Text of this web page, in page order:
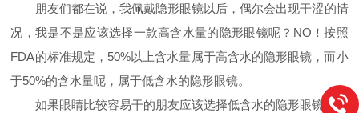
朋友们都在说，我佩戴隐形眼镜以后，偶尔会出现干涩的情
况，我是不是应该选择一款高含水量的隐形眼镜呢？NO！按照
FDA的标准规定，50%以上含水量属于高含水的隐形眼镜，而小
于50%的含水量呢，属于低含水的隐形眼镜。
如果眼睛比较容易干的朋友应该选择低含水的隐形眼镜，原